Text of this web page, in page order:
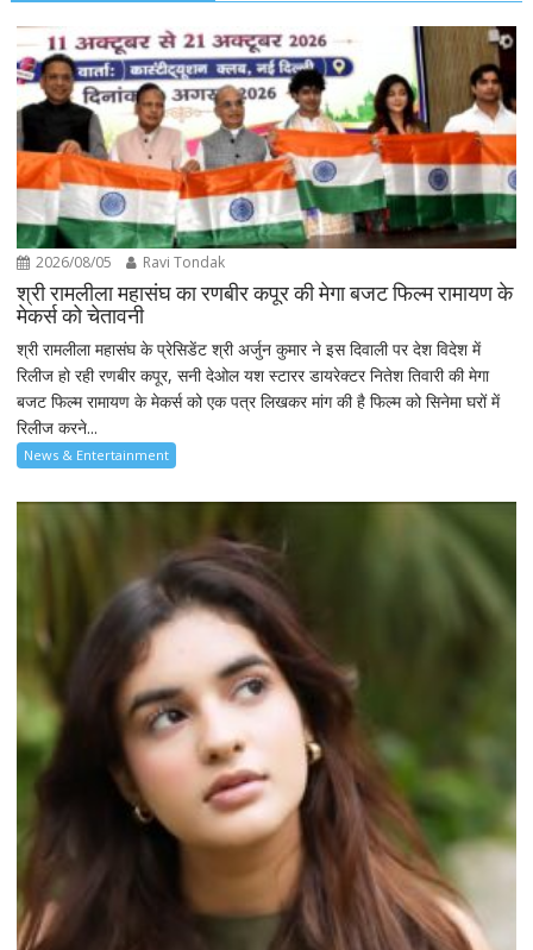
2026/08/05 Ravi Tondak
श्री रामलीला महासंघ का रणबीर कपूर की मेगा बजट फिल्म रामायण के
मेकर्स को चेतावनी
श्री रामलीला महासंघ के प्रेसिडेंट श्री अर्जुन कुमार ने इस दिवाली पर देश विदेश में
रिलीज हो रही रणबीर कपूर, सनी देओल यश स्टारर डायरेक्टर नितेश तिवारी की मेगा
बजट फिल्म रामायण के मेकर्स को एक पत्र लिखकर मांग की है फिल्म को सिनेमा घरों में
रिलीज करने...
News & Entertainment